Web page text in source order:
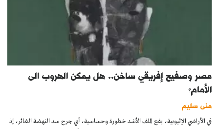
مصر وصفيح إفريقي ساخن.. هل يمكن الهروب الى
الأمام؟
منى سليم
في الأراضي الإثيوبية، يقع الملف الأشد خطورة وحساسية، أي جرح سد النهضة الغائر، إذ